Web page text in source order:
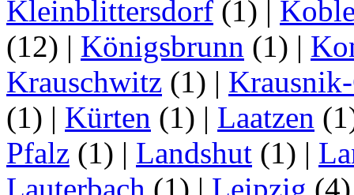
Kleinblittersdorf (1) |
(12) | Königsbrunn (1) |
Krauschwitz (1) |
(1) | Kürten (1) | Laatzen
Pfalz (1) | Landshut (1) |